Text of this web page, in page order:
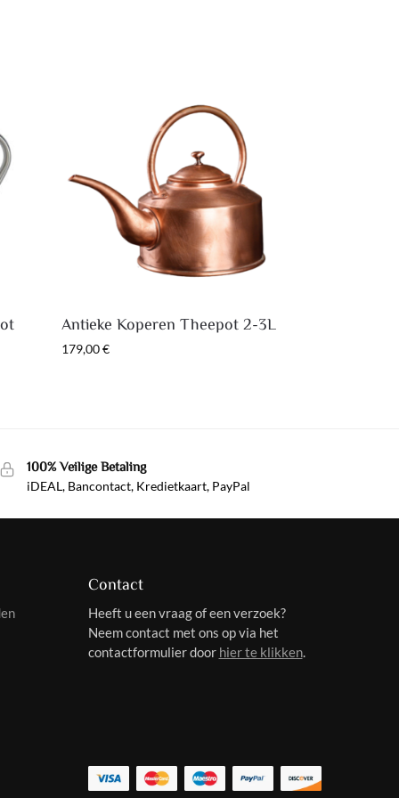
Antieke Koperen Theepot 2-3L
179,00€
100% Veilige Betaling
iDEAL, Bancontact, Kredietkaart, PayPal
Contact
Heeft u een vraag of een verzoek?
Neem contact met ons op via het
contactformulier door hier te klikken.